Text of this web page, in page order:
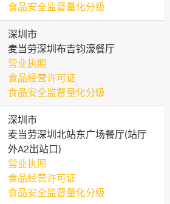
食品安全监督量化分级
深圳市
麦当劳深圳布吉钧濠餐厅
营业执照
食品经营许可证
食品安全监督量化分级
深圳市
麦当劳深圳北站东广场餐厅(站厅
外A2出站口)
营业执照
食品经营许可证
食品安全监督量化分级